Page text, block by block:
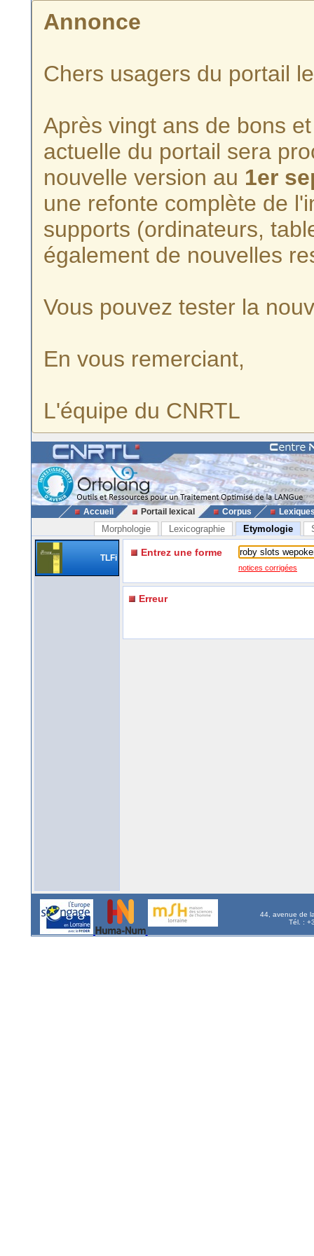
Annonce
Chers usagers du portail
Après vingt ans de bons
actuelle du portail sera
nouvelle version au 1er
une refonte complète de
supports (ordinateurs,
également de nouvelles
Vous pouvez tester la
En vous remerciant,
L'équipe du CNRTL
Accueil Portail lexical Corpus
Morphologie Lexicographie Etymologie
TLFi Entrez une forme
notices corrigées
Erreur
44, avenue de
Tél. :